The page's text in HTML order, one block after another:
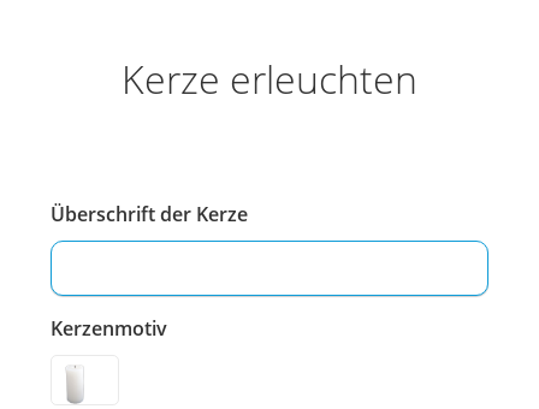
Kerze erleuchten
Überschrift der Kerze
Kerzenmotiv